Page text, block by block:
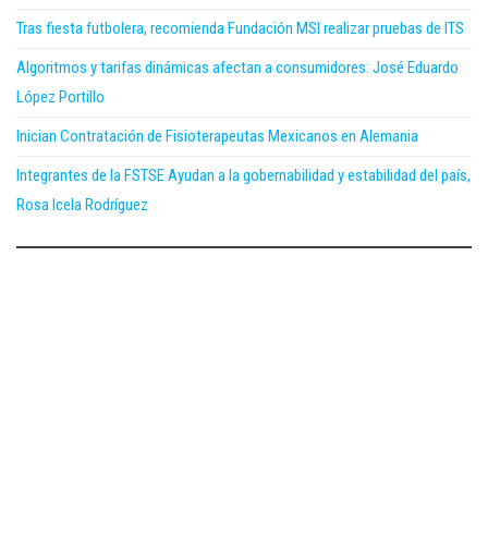
Tras fiesta futbolera, recomienda Fundación MSI realizar pruebas de ITS
Algoritmos y tarifas dinámicas afectan a consumidores: José Eduardo
López Portillo
Inician Contratación de Fisioterapeutas Mexicanos en Alemania
Integrantes de la FSTSE Ayudan a la gobernabilidad y estabilidad del país,
Rosa Icela Rodríguez